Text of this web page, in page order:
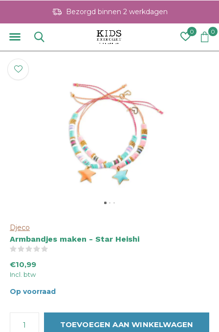
0 0
Bezorgd binnen 2 werkdagen
Djeco
Armbandjes maken - Star Heishi
€10,99
Incl. btw
Op voorraad
TOEVOEGEN AAN WINKELWAGEN